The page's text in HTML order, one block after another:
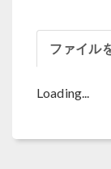
ファイル
Loading...